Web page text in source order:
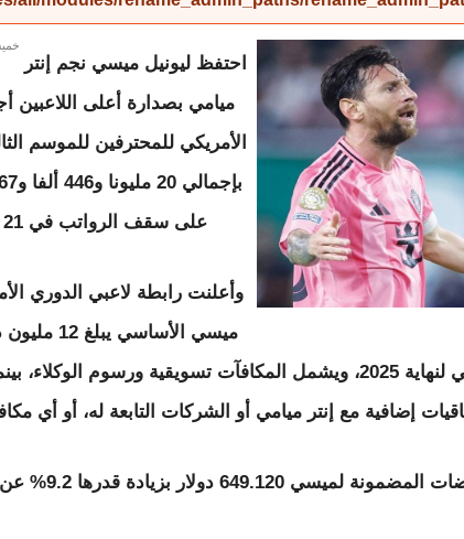
خميس, 2025-
احتفظ ليونيل ميسي نجم إنتر
ميامي بصدارة أعلى اللاعبين
الأمريكي للمحترفين للموسم
على سقف الرواتب في 21 فريقا آخر.
وأعلنت رابطة لاعبي الدوري
ميسي
الممتد مع إنتر ميامي لنهاية 2025، ويشمل المكافآت تسويقية ورسوم
إضافية مع إنتر ميامي أو الشركات التابعة له، أو أي
دولار بزيادة قدرها 9.2% عن مايو/آيار 2024.